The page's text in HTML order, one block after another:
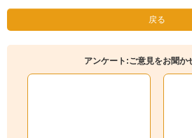
戻る
アンケート:ご意見をお聞か